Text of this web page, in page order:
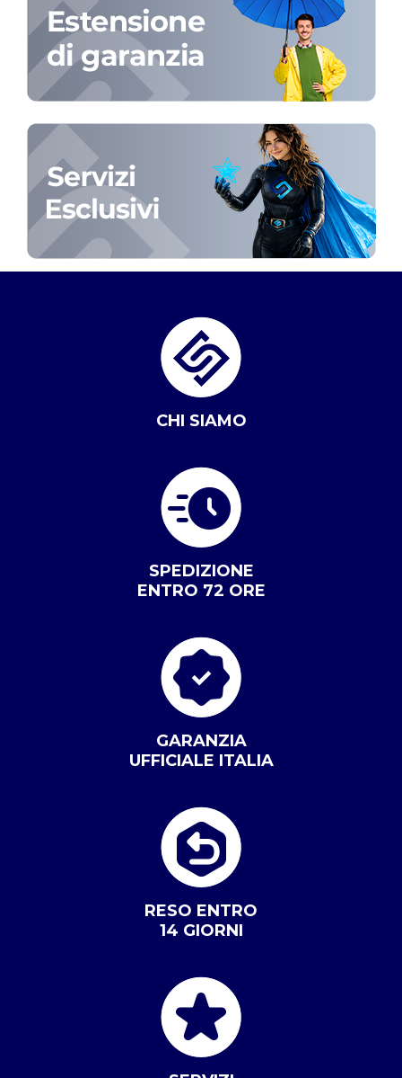
CHI SIAMO
SPEDIZIONE
ENTRO 72 ORE
GARANZIA
UFFICIALE ITALIA
RESO ENTRO
14 GIORNI